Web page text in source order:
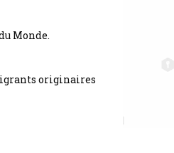
Monde.
originaires